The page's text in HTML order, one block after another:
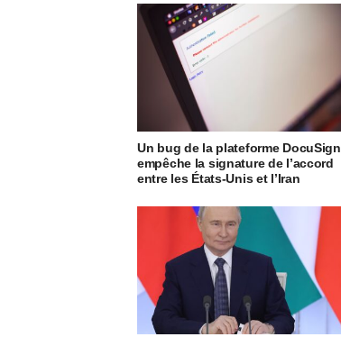
Un bug de la plateforme DocuSign
empêche la signature de l’accord
entre les États-Unis et l’Iran